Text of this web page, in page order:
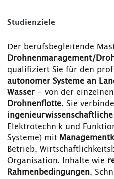
Studienziele
Der berufsbegleitende
Drohnenmanagement/
qualifiziert Sie für den
autonomer Systeme an
Wasser – von der
Drohnenflotte. Sie
Elektrotechnik und
Systeme) mit
Betrieb,
Organisation. Inhalte wie
Rahmenbedingungen,